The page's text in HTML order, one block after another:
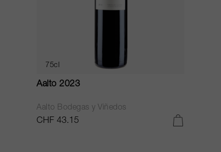
75cl
Aalto 2023
Aalto Bodegas y Viñedos
CHF 43.15